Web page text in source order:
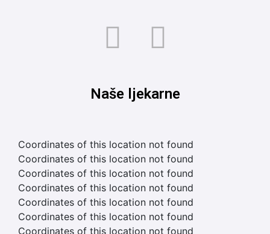
Naše ljekarne
Coordinates of this location not found
Coordinates of this location not found
Coordinates of this location not found
Coordinates of this location not found
Coordinates of this location not found
Coordinates of this location not found
Coordinates of this location not found